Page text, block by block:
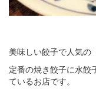
美味しい餃子で人気の
定番の焼き餃子に水餃
ているお店です。